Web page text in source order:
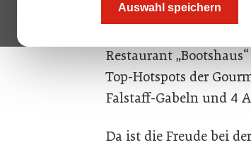
Auswahl speichern
Der gebürtige
der heimischen
Restaurant
Top-Hotspots der
Falstaff-Gabeln und 4
Da ist die Freude bei